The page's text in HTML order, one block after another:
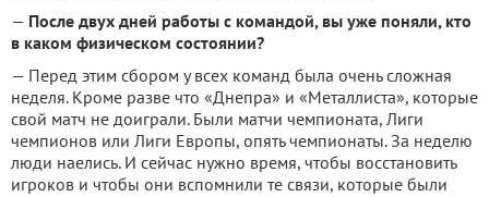
— После двух дней работы с командой, вы уже поняли, кто
в каком физическом состоянии?
— Перед этим сбором у всех команд была очень сложная
неделя. Кроме разве что «Днепра» и «Металлиста», которые
свой матч не доиграли. Были матчи чемпионата, Лиги
чемпионов или Лиги Европы, опять чемпионаты. За неделю
люди наелись. И сейчас нужно время, чтобы восстановить
игроков и чтобы они вспомнили те связи, которые были